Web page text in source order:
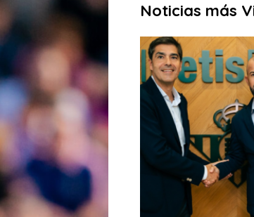
Noticias más